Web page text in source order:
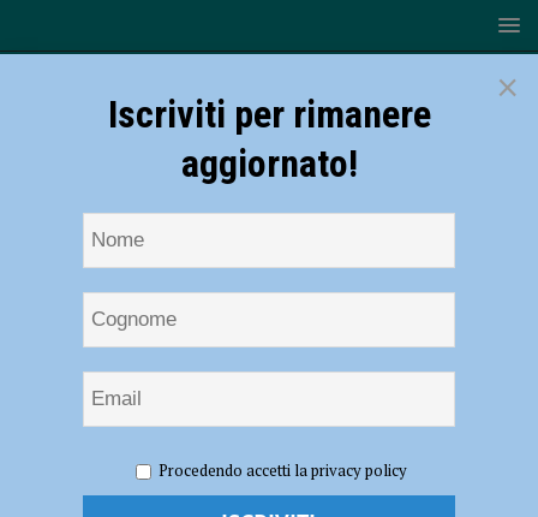
soccorso alle persone in Valnure-Valchero, due persone soccorse in
poche ore
×
Iscriviti per rimanere
aggiornato!
Procedendo accetti la privacy policy